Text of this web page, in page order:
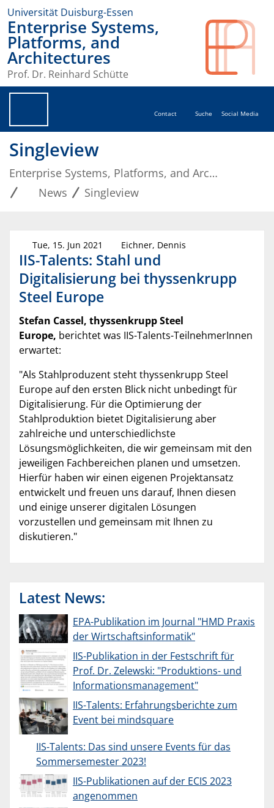
Universität Duisburg-Essen
Enterprise Systems,
Platforms, and
Architectures
Prof. Dr. Reinhard Schütte
Contact Suche Social Media
Singleview
Enterprise Systems, Platforms, and Architectures
News
Singleview
Tue, 15. Jun 2021 Eichner, Dennis
IIS-Talents: Stahl und
Digitalisierung bei thyssenkrupp
Steel Europe
Stefan Cassel, thyssenkrupp Steel
Europe, berichtet was IIS-Talents-TeilnehmerInnen
erwartet:
"Als Stahlproduzent steht thyssenkrupp Steel
Europe auf den ersten Blick nicht unbedingt für
Digitalisierung. Für die Optimierung der
Stahlproduktion bietet Digitalisierung aber
zahlreiche und unterschiedlichste
Lösungsmöglichkeiten, die wir gemeinsam mit den
jeweiligen Fachbereichen planen und umsetzen.
Hierfür haben wir einen eigenen Projektansatz
entwickelt und freuen uns darauf, Ihnen diesen
und einige unserer digitalen Lösungen
vorzustellen und gemeinsam mit Ihnen zu
diskutieren."
Latest News:
EPA-Publikation im Journal "HMD Praxis
der Wirtschaftsinformatik"
IIS-Publikation in der Festschrift für
Prof. Dr. Zelewski: "Produktions- und
Informationsmanagement"
IIS-Talents: Erfahrungsberichte zum
Event bei mindsquare
IIS-Talents: Das sind unsere Events für das
Sommersemester 2023!
IIS-Publikationen auf der ECIS 2023
angenommen